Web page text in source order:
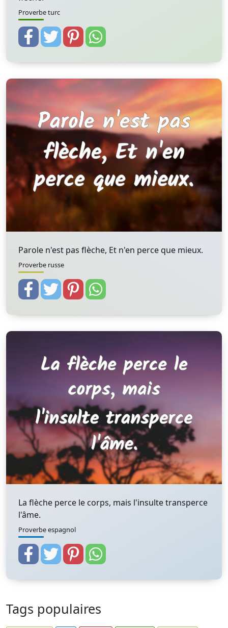
Proverbe turc
Parole n'est pas flèche, Et n'en perce que mieux.
Proverbe russe
La flèche perce le corps, mais l'insulte transperce
l'âme.
Proverbe espagnol
Tags populaires